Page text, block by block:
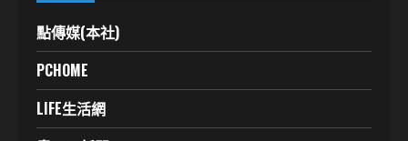
點傳媒(本社)
PCHOME
LIFE生活網